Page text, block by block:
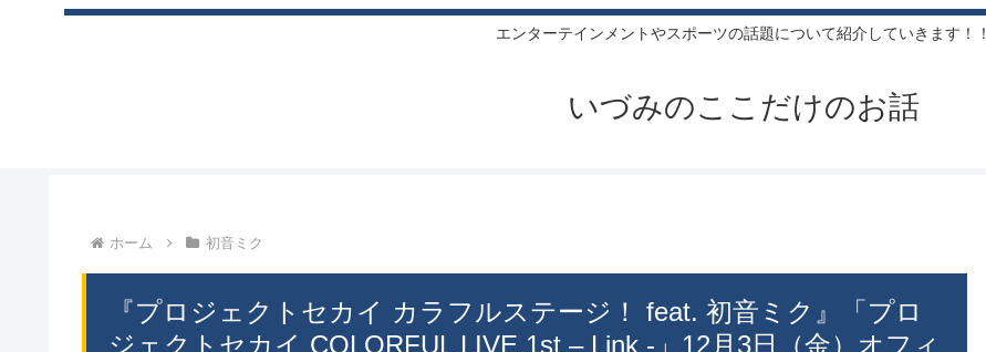
エンターテインメントやスポーツの話題について紹介していきます！！
いづみのここだけのお話
ホーム 初音ミク
『プロジェクトセカイ カラフルステージ！ feat. 初音ミク』「プロ
ジェクトセカイ COLORFUL LIVE 1st – Link -」12月3日（金）オフィ